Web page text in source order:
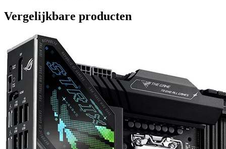
Vergelijkbare producten